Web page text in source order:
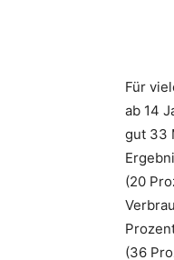
Für
ab 14
gut 33
(20
(36